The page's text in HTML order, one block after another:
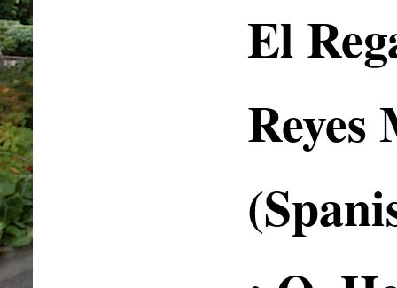
El
Reyes